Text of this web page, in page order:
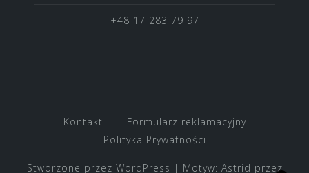
+48 17 283 79 97
Kontakt
Formularz reklamacyjny
Polityka Prywatności
Stworzone przez WordPress | Motyw: Astrid przez